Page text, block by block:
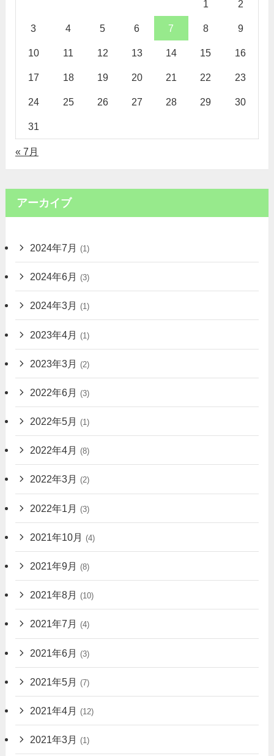
1 2
3 4 5 6 7 8 9
10 11 12 13 14 15 16
17 18 19 20 21 22 23
24 25 26 27 28 29 30
31
« 7月
アーカイブ
2024年7月 (1)
2024年6月 (3)
2024年3月 (1)
2023年4月 (1)
2023年3月 (2)
2022年6月 (3)
2022年5月 (1)
2022年4月 (8)
2022年3月 (2)
2022年1月 (3)
2021年10月 (4)
2021年9月 (8)
2021年8月 (10)
2021年7月 (4)
2021年6月 (3)
2021年5月 (7)
2021年4月 (12)
2021年3月 (1)